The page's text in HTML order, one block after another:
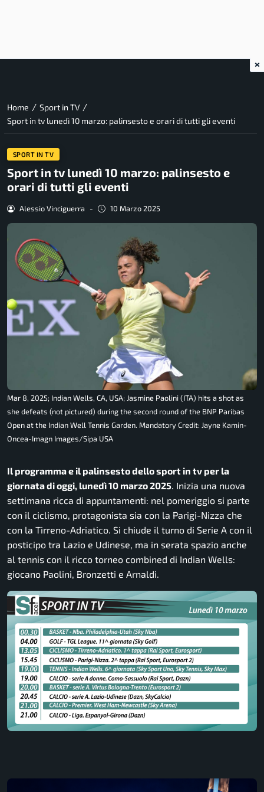
Home / Sport in TV /
Sport in tv lunedì 10 marzo: palinsesto e orari di tutti gli eventi
SPORT IN TV
Sport in tv lunedì 10 marzo: palinsesto e
orari di tutti gli eventi
Alessio Vinciguerra - 10 Marzo 2025
Mar 8, 2025; Indian Wells, CA, USA; Jasmine Paolini (ITA) hits a shot as
she defeats (not pictured) during the second round of the BNP Paribas
Open at the Indian Well Tennis Garden. Mandatory Credit: Jayne Kamin-
Oncea-Imagn Images/Sipa USA
Il programma e il palinsesto dello sport in tv per la
giornata di oggi, lunedì 10 marzo 2025. Inizia una nuova
settimana ricca di appuntamenti: nel pomeriggio si parte
con il ciclismo, protagonista sia con la Parigi-Nizza che
con la Tirreno-Adriatico. Si chiude il turno di Serie A con il
posticipo tra Lazio e Udinese, ma in serata spazio anche
al tennis con il ricco torneo combined di Indian Wells:
giocano Paolini, Bronzetti e Arnaldi.
×